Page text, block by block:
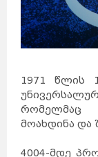
1971 წლის
რომელმაც
მოახდინა და
4004-მდე